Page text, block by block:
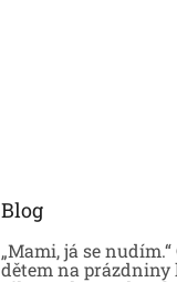
Blog
„Mami, já se
dětem na prázdniny